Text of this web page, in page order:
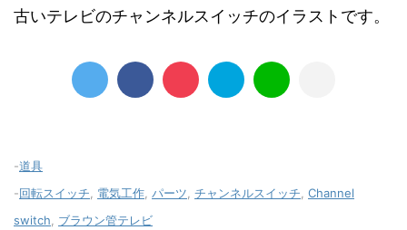
古いテレビのチャンネルスイッチのイラストです。
-道具
-回転スイッチ 電気工作 パーツ チャンネルスイッチ Channel
switch
ブラウン管テレビ